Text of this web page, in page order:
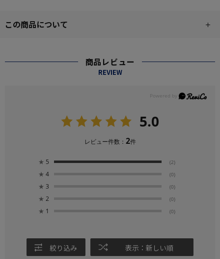
この商品について
商品レビュー
REVIEW
5.0
レビュー件数： 2件
★ 5 (2)
★ 4 (0)
★ 3 (0)
★ 2 (0)
★ 1 (0)
絞り込み 表示：新しい順